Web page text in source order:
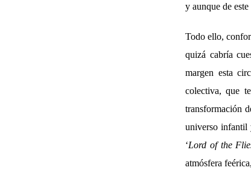
y aunque de
Todo ello,
quizá cabría
margen esta
colectiva, que
transformación
universo infantil
‘Lord of the
atmósfera